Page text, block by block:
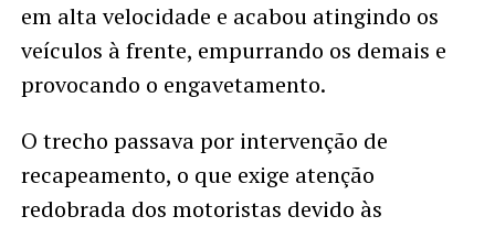
em alta velocidade e acabou atingindo os
veículos à frente, empurrando os demais e
provocando o engavetamento.
O trecho passava por intervenção de
recapeamento, o que exige atenção
redobrada dos motoristas devido às